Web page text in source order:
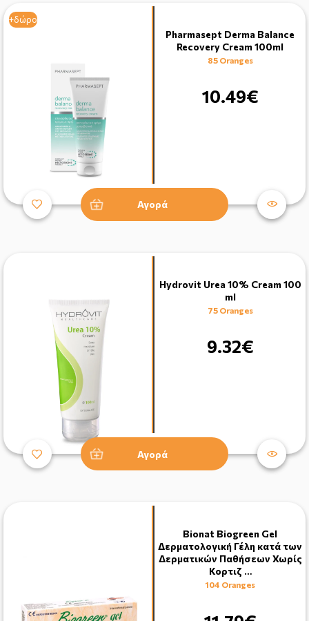
+δώρο
Pharmasept Derma Balance
Recovery Cream 100ml
85 Oranges
10.49€
Αγορά
Hydrovit Urea 10% Cream 100
ml
75 Oranges
9.32€
Αγορά
Bionat Biogreen Gel
Δερματολογική Γέλη κατά των
Δερματικών Παθήσεων Χωρίς
Κορτιζ …
104 Oranges